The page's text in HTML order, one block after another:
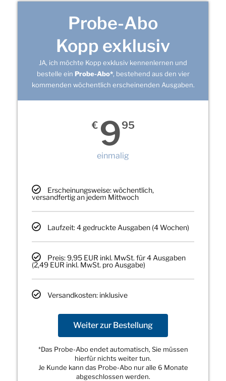
Probe-Abo
Kopp exklusiv
JA, ich möchte Kopp exklusiv kennenlernen und
bestelle ein Probe-Abo*, bestehend aus den vier
kommenden wöchentlich erscheinenden Ausgaben.
€ 995
einmalig
Erscheinungsweise: wöchentlich,
versandfertig an jedem Mittwoch
Laufzeit: 4 gedruckte Ausgaben (4 Wochen)
Preis: 9,95 EUR inkl. MwSt. für 4 Ausgaben
(2,49 EUR inkl. MwSt. pro Ausgabe)
Versandkosten: inklusive
Weiter zur Bestellung
*Das Probe-Abo endet automatisch, Sie müssen
hierfür nichts weiter tun.
Je Kunde kann das Probe-Abo nur alle 6 Monate
abgeschlossen werden.